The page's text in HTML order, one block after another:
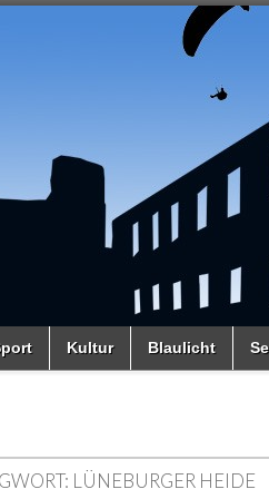
Kultur Blaulicht
LÜNEBURGER HEIDE